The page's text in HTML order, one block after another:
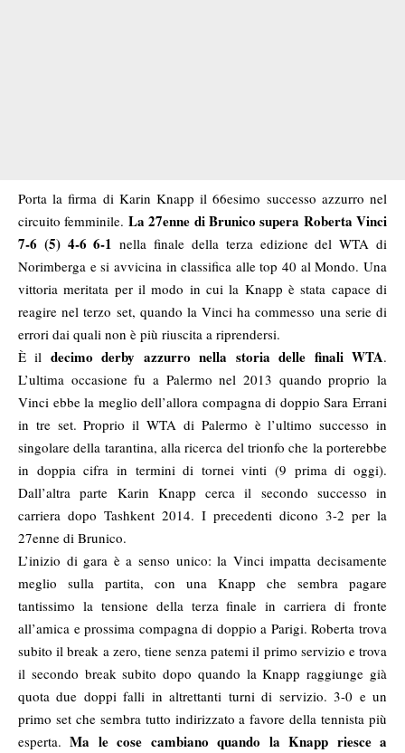
Porta la firma di Karin Knapp il 66esimo successo azzurro nel
circuito femminile. La 27enne di Brunico supera Roberta Vinci
7-6 (5) 4-6 6-1 nella finale della terza edizione del WTA di
Norimberga e si avvicina in classifica alle top 40 al Mondo. Una
vittoria meritata per il modo in cui la Knapp è stata capace di
reagire nel terzo set, quando la Vinci ha commesso una serie di
errori dai quali non è più riuscita a riprendersi.
È il decimo derby azzurro nella storia delle finali WTA.
L’ultima occasione fu a Palermo nel 2013 quando proprio la
Vinci ebbe la meglio dell’allora compagna di doppio Sara Errani
in tre set. Proprio il WTA di Palermo è l’ultimo successo in
singolare della tarantina, alla ricerca del trionfo che la porterebbe
in doppia cifra in termini di tornei vinti (9 prima di oggi).
Dall’altra parte Karin Knapp cerca il secondo successo in
carriera dopo Tashkent 2014. I precedenti dicono 3-2 per la
27enne di Brunico.
L’inizio di gara è a senso unico: la Vinci impatta decisamente
meglio sulla partita, con una Knapp che sembra pagare
tantissimo la tensione della terza finale in carriera di fronte
all’amica e prossima compagna di doppio a Parigi. Roberta trova
subito il break a zero, tiene senza patemi il primo servizio e trova
il secondo break subito dopo quando la Knapp raggiunge già
quota due doppi falli in altrettanti turni di servizio. 3-0 e un
primo set che sembra tutto indirizzato a favore della tennista più
esperta.Ma le cose cambiano quando la Knapp riesce a